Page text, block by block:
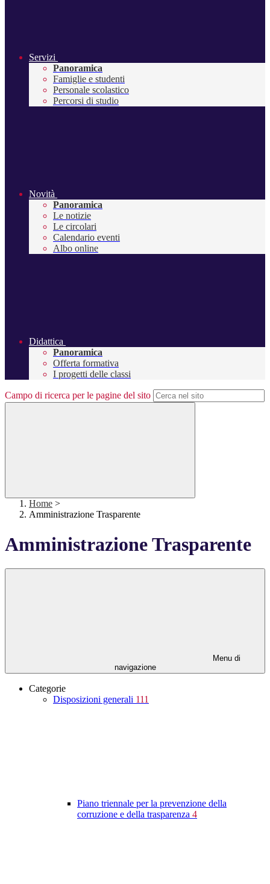
Servizi
Panoramica
Famiglie e studenti
Personale scolastico
Percorsi di studio
Novità
Panoramica
Le notizie
Le circolari
Calendario eventi
Albo online
Didattica
Panoramica
Offerta formativa
I progetti delle classi
Campo di ricerca per le pagine del sito
Home >
Amministrazione Trasparente
Amministrazione Trasparente
Menu di
navigazione
Categorie
Disposizioni generali 111
Piano triennale per la prevenzione della
corruzione e della trasparenza 4